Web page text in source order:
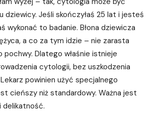
dziewicy. Jeśli skończyłaś 25 lat i jesteś
wykonać to badanie. Błona dziewicza
a co za tym idzie – nie zarasta
pochwy. Dlatego właśnie istnieje
cytologii, bez uszkodzenia
powinien użyć specjalnego
cieńszy niż standardowy. Ważna jest
delikatność.